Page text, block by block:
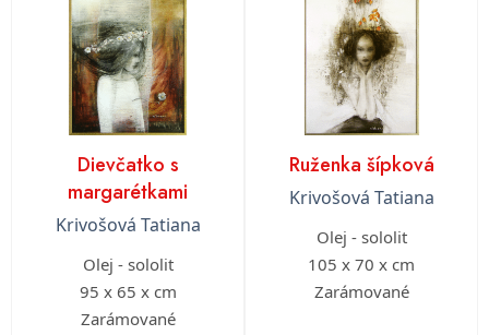
Dievčatko s
margarétkami
Krivošová Tatiana
Olej - sololit
95 x 65 x cm
Zarámované
Ruženka šípková
Krivošová Tatiana
Olej - sololit
105 x 70 x cm
Zarámované